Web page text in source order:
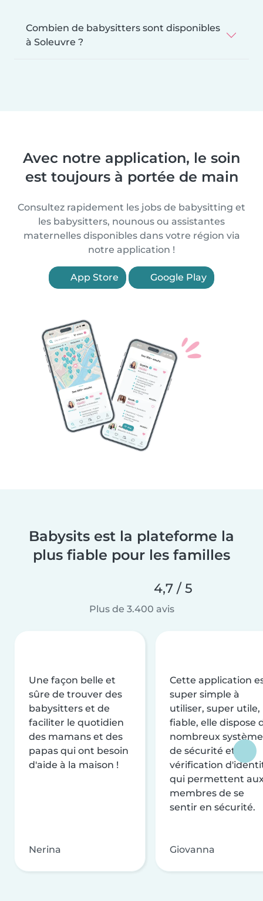
Combien de babysitters sont disponibles
à Soleuvre ?
Avec notre application, le soin
est toujours à portée de main
Consultez rapidement les jobs de babysitting et
les babysitters, nounous ou assistantes
maternelles disponibles dans votre région via
notre application !
App Store Google Play
Babysits est la plateforme la
plus fiable pour les familles
4,7 / 5
Plus de 3.400 avis
Une façon belle et
sûre de trouver des
babysitters et de
faciliter le quotidien
des mamans et des
papas qui ont besoin
d'aide à la maison !
Nerina
Cette application
super simple à
utiliser, super utile,
fiable, elle dispose
nombreux
de sécurité et de
vérification
qui permettent
membres de se
sentir en sécurité.
Giovanna